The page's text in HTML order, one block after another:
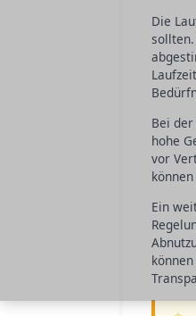
Die
Bei
hohe
vor
Ein